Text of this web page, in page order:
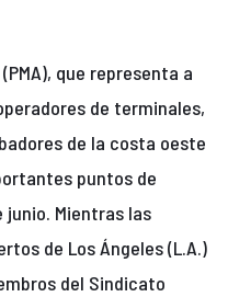
que representa a
de terminales,
de la costa oeste
puntos de
Mientras las
de Los Ángeles (L.A.)
del Sindicato